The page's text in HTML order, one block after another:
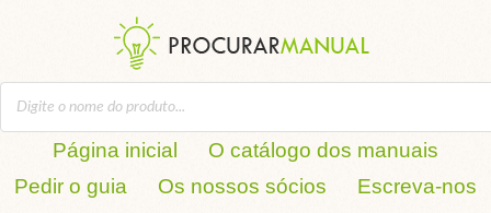
Página inicial
O catálogo dos manuais
Pedir o guia
Os nossos sócios Escreva-nos